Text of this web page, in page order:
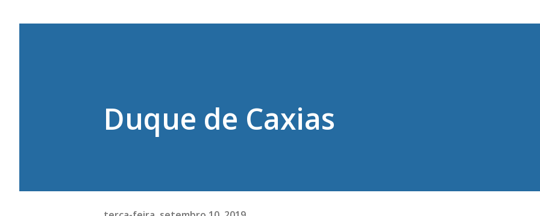
Duque de Caxias